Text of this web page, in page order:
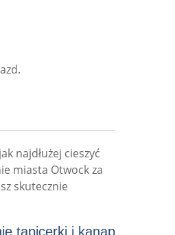
najdłużej cieszyć
miasta Otwock za
skutecznie
tapicerki i kanap